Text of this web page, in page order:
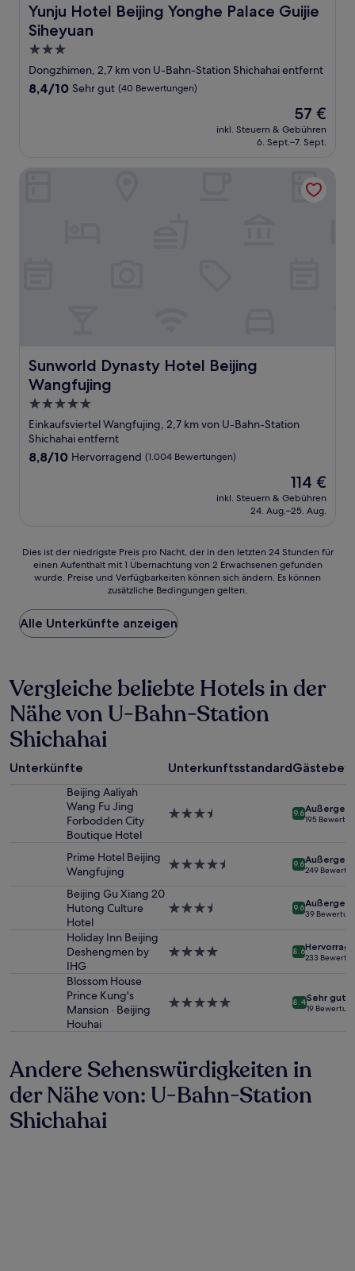
Yunju Hotel Beijing Yonghe Palace Guijie
Siheyuan
Yunju Hotel Beijing Yonghe Palace Guijie Siheyuan
3.0-
Sterne-
Unterkunft
Dongzhimen, 2,7 km von U-Bahn-Station Shichahai entfernt
8.4
Bewertungen)
8,4/10 Sehr gut (40 Bewertungen)
Der
Preis
beträgt
57 €
inkl. Steuern & Gebühren
6. Sept.–7. Sept.
Sunworld Dynasty Hotel Beijing
Wangfujing
Sunworld Dynasty Hotel Beijing Wangfujing
5.0-
Sterne-
Unterkunft
Einkaufsviertel Wangfujing, 2,7 km von U-Bahn-Station
Shichahai entfernt
8.8
8,8/10 Hervorragend (1.004 Bewertungen)
Der
Preis
beträgt
114 €
inkl. Steuern & Gebühren
24. Aug.–25. Aug.
Dies
der
Preis
pro
Nacht,
den
letzten
24 Stunden
für
einen
mit
2 Erwachsenen
gefunden
Verfügbarkeiten
zusätzliche
Bedingungen
Dies ist der niedrigste Preis pro Nacht, der in den letzten 24 Stunden für
einen Aufenthalt mit 1 Übernachtung von 2 Erwachsenen gefunden
wurde. Preise und Verfügbarkeiten können sich ändern. Es können
zusätzliche Bedingungen gelten.
Alle Unterkünfte anzeigen
Vergleiche beliebte Hotels in der
Nähe von U-Bahn-Station
Shichahai
Unterkünfte Unterkunftsstandard
Beijing Aaliyah
Wang Fu Jing
Forbodden City
Boutique Hotel
3.5-
9.6
195
Prime Hotel Beijing
Wangfujing
4.5-
9.6
249
Beijing Gu Xiang 20
Hutong Culture
Hotel
3.5-
9.6
39
Holiday Inn Beijing
Deshengmen by
IHG
4.0-
8.6
233
Blossom House
Prince Kung's
Mansion · Beijing
Houhai
5.0-
8.4Sehr gut
19
Andere Sehenswürdigkeiten in
der Nähe von: U-Bahn-Station
Shichahai